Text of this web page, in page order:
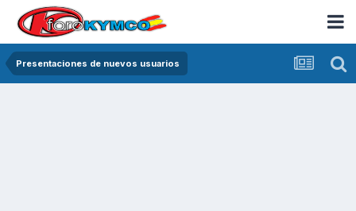
Presentaciones de nuevos usuarios